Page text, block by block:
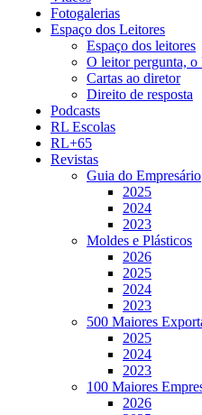
Fotogalerias
Espaço dos Leitores
Espaço dos leitores
O leitor pergunta, o
Cartas ao diretor
Direito de resposta
Podcasts
RL Escolas
RL+65
Revistas
Guia do Empresário
2025
2024
2023
Moldes e Plásticos
2026
2025
2024
2023
500 Maiores
2025
2024
2023
100 Maiores
2026